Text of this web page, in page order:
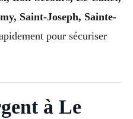
Saint-Joseph, Sainte-
pour sécuriser
à Le